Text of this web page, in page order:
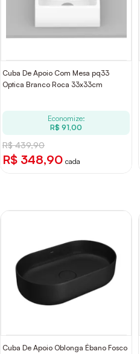
Cuba De Apoio Com Mesa pq33
Optica Branco Roca 33x33cm
Economize:
R$ 91,00
R$ 439,90
R$ 348,90 cada
Cuba De Apoio Oblonga Ébano Fosco